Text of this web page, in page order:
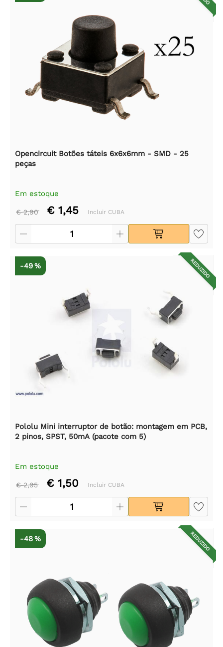
Opencircuit Botões táteis 6x6x6mm - SMD - 25
peças
Em estoque
€ 2,90 € 1,45 Incluir CUBA
REDUZIDO
-49 %
Pololu Mini interruptor de botão: montagem em PCB,
2 pinos, SPST, 50mA (pacote com 5)
Em estoque
€ 2,95 € 1,50 Incluir CUBA
REDUZIDO
-48 %